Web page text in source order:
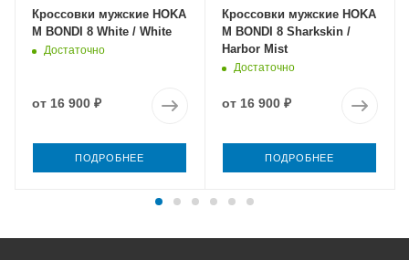
Кроссовки мужские HOKA
M BONDI 8 White / White
Достаточно
от 16 900 ₽
ПОДРОБНЕЕ
Кроссовки мужские HOKA
M BONDI 8 Sharkskin /
Harbor Mist
Достаточно
от 16 900 ₽
ПОДРОБНЕЕ